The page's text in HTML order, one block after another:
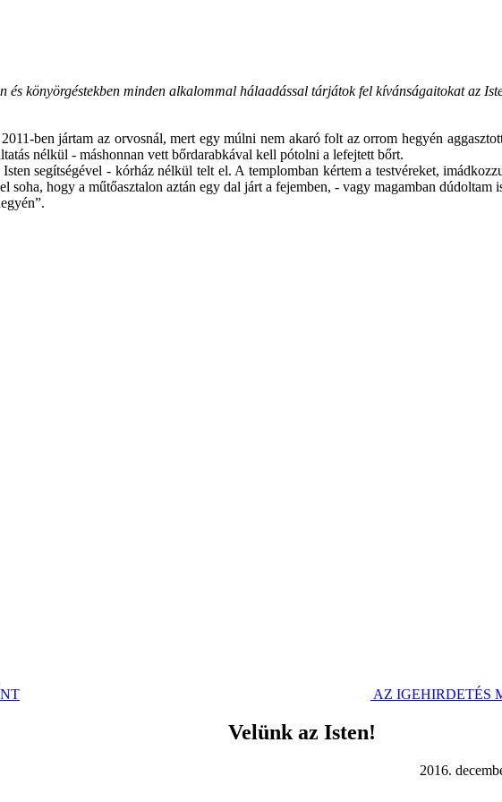
és könyörgéstekben minden alkalommal hálaadással tárjátok fel kívánságaitokat az
ben jártam az orvosnál, mert egy múlni nem akaró folt az orrom hegyén
nélkül - máshonnan vett bőrdarabkával kell pótolni a lefejtett bőrt.
segítségével - kórház nélkül telt el. A templomban kértem a testvéreket,
soha, hogy a műtőasztalon aztán egy dal járt a fejemben, - vagy magamban dúdoltam
AZ IGEHIRDETÉS
Velünk az Isten!
december